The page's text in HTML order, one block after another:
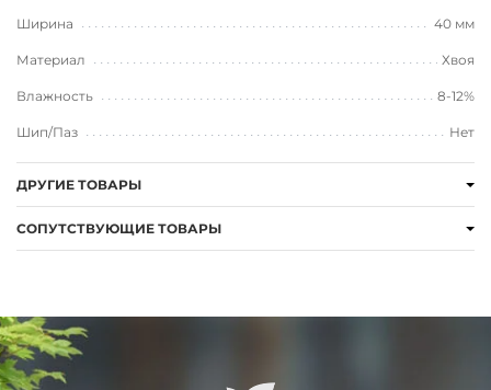
Ширина 40 мм
Материал Хвоя
Влажность 8-12%
Шип/Паз Нет
ДРУГИЕ ТОВАРЫ
СОПУТСТВУЮЩИЕ ТОВАРЫ